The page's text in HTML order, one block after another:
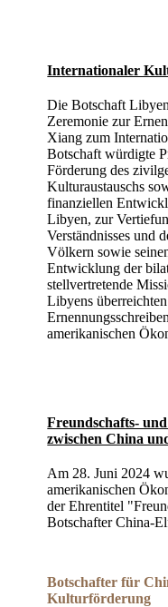
Internationaler
Die Botschaft
Zeremonie zur
Xiang zum
Botschaft würdigte
Förderung des
Kulturaustauschs
finanziellen
Libyen, zur
Verständnisses und
Völkern sowie
Entwicklung der
stellvertretende
Libyens
amerikanischen
Freundschafts-
zwischen China
Am 28. Juni 2024
amerikanischen
der Ehrentitel
Botschafter China-
Botschafter für
Kulturförderung